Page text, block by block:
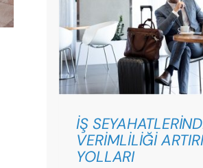
İŞ
VERİMLİLİĞİ
YOLLARI